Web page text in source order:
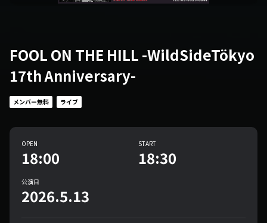
FOOL ON THE HILL -WildSideTökyo
17th Anniversary-
メンバー無料 ライブ
OPEN
18:00
START
18:30
公演日
2026.5.13